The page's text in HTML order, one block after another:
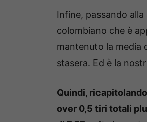
Infine, passando
colombiano che è
mantenuto la media
stasera. Ed è la
Quindi,
over 0,5 tiri totali